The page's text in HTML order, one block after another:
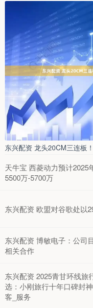
东兴配资 龙头20CM三连板
天牛宝 西菱动力预计2025
5500万-5700万
东兴配资 欧盟对谷歌处以
东兴配资 博敏电子：公司
相关合作
东兴配资 2025青甘环线旅
选：小刚旅行十年口碑封
客_服务